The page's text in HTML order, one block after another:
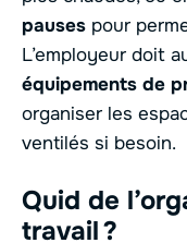
pauses pour
L’employeur doit
équipements de
organiser les
ventilés si besoin.
Quid de
travail ?